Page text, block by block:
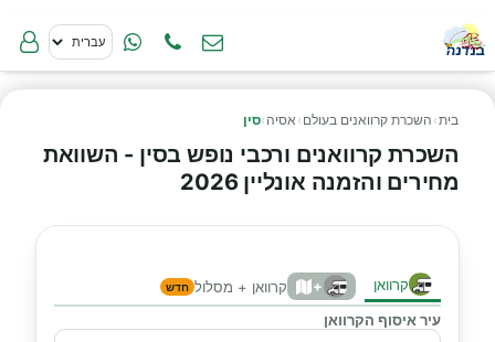
בית› השכרת קרוואנים בעולם › אסיה ›סין
השכרת קרוואנים ורכבי נופש בסין - השוואת
מחירים והזמנה אונליין 2026
קרוואן + קרוואן + מסלול חדש
עיר איסוף הקרוואן